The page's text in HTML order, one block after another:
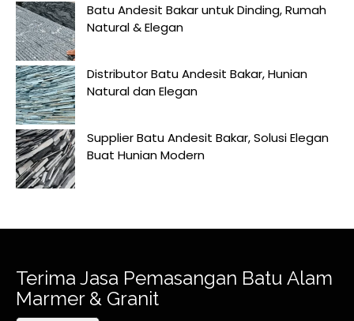
Batu Andesit Bakar untuk Dinding, Rumah
Natural & Elegan
Distributor Batu Andesit Bakar, Hunian
Natural dan Elegan
Supplier Batu Andesit Bakar, Solusi Elegan
Buat Hunian Modern
Terima Jasa Pemasangan Batu Alam
Marmer & Granit